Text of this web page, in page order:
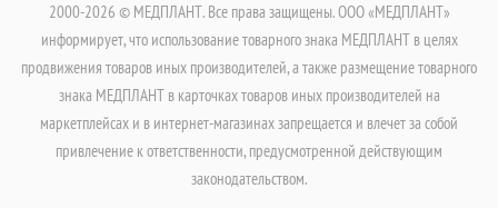
2000-2026 © МЕДПЛАНТ. Все права защищены. ООО «МЕДПЛАНТ»
информирует, что использование товарного знака МЕДПЛАНТ в целях
продвижения товаров иных производителей, а также размещение товарного
знака МЕДПЛАНТ в карточках товаров иных производителей на
маркетплейсах и в интернет-магазинах запрещается и влечет за собой
привлечение к ответственности, предусмотренной действующим
законодательством.